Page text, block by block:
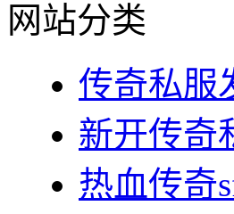
网站分类
传奇私服
新开传奇
热血传奇